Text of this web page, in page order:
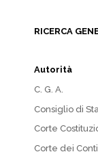
RICERCA
Autorità
C. G. A.
Consiglio di
Corte
Corte dei Conti